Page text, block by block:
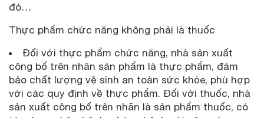
đó…
Thực phẩm chức năng không phải là thuốc
Đối với thực phẩm chức năng, nhà sản xuất
công bố trên nhãn sản phẩm là thực phẩm, đảm
bảo chất lượng vệ sinh an toàn sức khỏe, phù hợp
với các quy định về thực phẩm. Đối với thuốc, nhà
sản xuất công bố trên nhãn là sản phẩm thuốc, có